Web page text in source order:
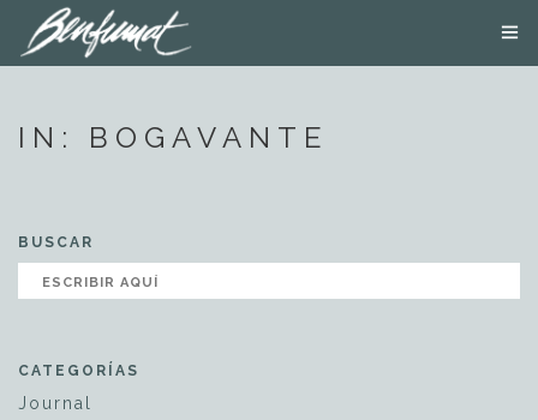
PRODUCTOS
TIENDA ONLINE
IN: BOGAVANTE
BUSCAR
CATEGORÍAS
Journal